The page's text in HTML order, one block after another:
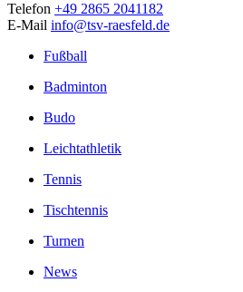
Telefon +49 2865 2041182
E-Mail info@tsv-raesfeld.de
Fußball
Badminton
Budo
Leichtathletik
Tennis
Tischtennis
Turnen
News